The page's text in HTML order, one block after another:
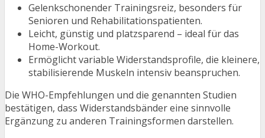
Gelenkschonender Trainingsreiz, besonders für
Senioren und Rehabilitationspatienten.
Leicht, günstig und platzsparend – ideal für das
Home-Workout.
Ermöglicht variable Widerstandsprofile, die kleinere,
stabilisierende Muskeln intensiv beanspruchen.
Die WHO-Empfehlungen und die genannten Studien
bestätigen, dass Widerstandsbänder eine sinnvolle
Ergänzung zu anderen Trainingsformen darstellen.